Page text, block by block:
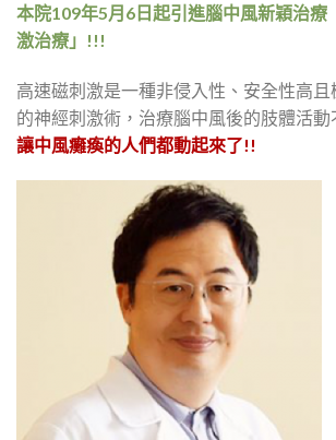
本院109年5月6日起引進腦中風新穎治療
激治療」!!!
高速磁刺激是一種非侵入性、安全性高
的神經刺激術，治療腦中風後的肢體活動
讓中風癱瘓的人們都動起來了!!